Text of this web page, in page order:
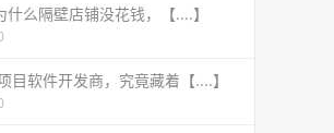
什么隔壁店铺没花钱，【....】
目软件开发商，究竟藏着【....】